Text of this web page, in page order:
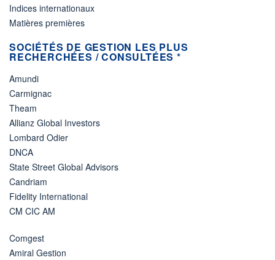
Indices internationaux
Matières premières
SOCIÉTÉS DE GESTION LES PLUS
RECHERCHÉES / CONSULTÉES *
Amundi
Carmignac
Theam
Allianz Global Investors
Lombard Odier
DNCA
State Street Global Advisors
Candriam
Fidelity International
CM CIC AM
Comgest
Amiral Gestion